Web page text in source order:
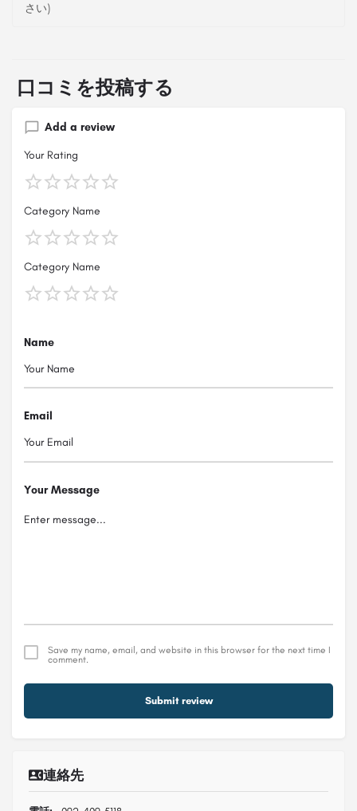
さい)
口コミを投稿する
Add a review
Your Rating
Category Name
Category Name
Name
Email
Your Message
Save my name, email, and website in this browser for the next time I
comment.
Submit review
連絡先